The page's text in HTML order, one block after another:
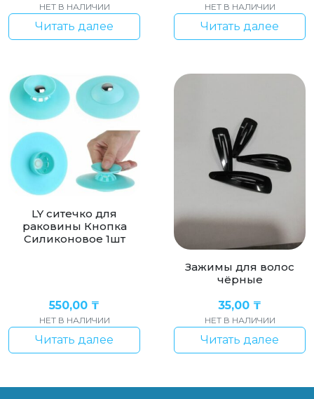
НЕТ В НАЛИЧИИ
Читать далее
НЕТ В НАЛИЧИИ
Читать далее
LY ситечко для
раковины Кнопка
Силиконовое 1шт
550,00 ₸
НЕТ В НАЛИЧИИ
Читать далее
Зажимы для волос
чёрные
35,00 ₸
НЕТ В НАЛИЧИИ
Читать далее